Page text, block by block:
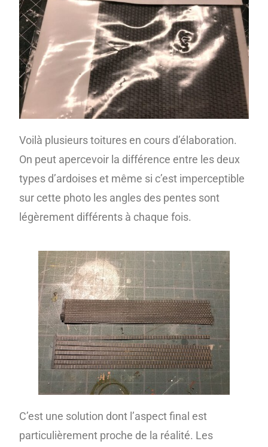
Voilà plusieurs toitures en cours d’élaboration.
On peut apercevoir la différence entre les deux
types d’ardoises et même si c’est imperceptible
sur cette photo les angles des pentes sont
légèrement différents à chaque fois.
C’est une solution dont l’aspect final est
particulièrement proche de la réalité. Les